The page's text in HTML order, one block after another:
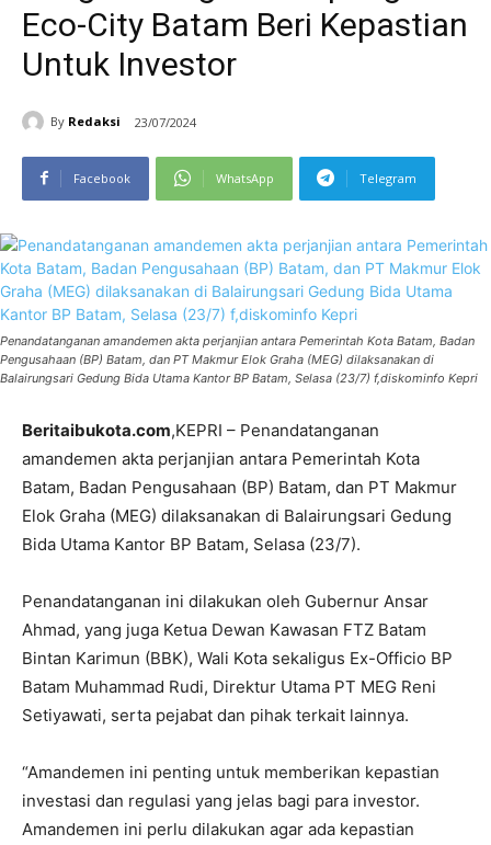
Eco-City Batam Beri Kepastian
Untuk Investor
By Redaksi 23/07/2024
Facebook WhatsApp Telegram
Penandatanganan amandemen akta perjanjian antara Pemerintah Kota Batam, Badan
Pengusahaan (BP) Batam, dan PT Makmur Elok Graha (MEG) dilaksanakan di
Balairungsari Gedung Bida Utama Kantor BP Batam, Selasa (23/7) f,diskominfo Kepri
Beritaibukota.com,KEPRI – Penandatanganan
amandemen akta perjanjian antara Pemerintah Kota
Batam, Badan Pengusahaan (BP) Batam, dan PT Makmur
Elok Graha (MEG) dilaksanakan di Balairungsari Gedung
Bida Utama Kantor BP Batam, Selasa (23/7).
Penandatanganan ini dilakukan oleh Gubernur Ansar
Ahmad, yang juga Ketua Dewan Kawasan FTZ Batam
Bintan Karimun (BBK), Wali Kota sekaligus Ex-Officio BP
Batam Muhammad Rudi, Direktur Utama PT MEG Reni
Setiyawati, serta pejabat dan pihak terkait lainnya.
“Amandemen ini penting untuk memberikan kepastian
investasi dan regulasi yang jelas bagi para investor.
Amandemen ini perlu dilakukan agar ada kepastian